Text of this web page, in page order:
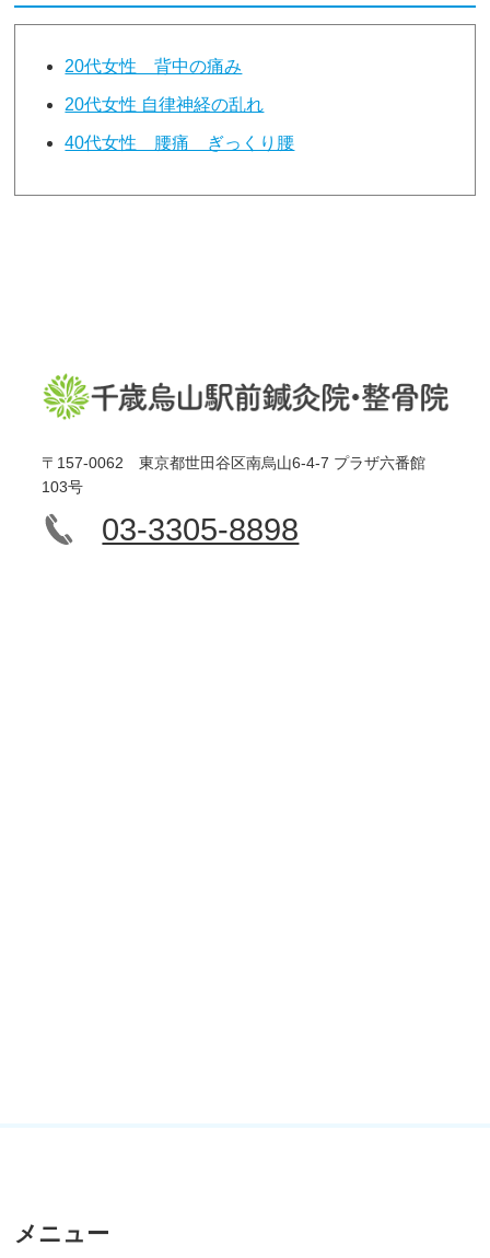
20代女性 背中の痛み
20代女性 自律神経の乱れ
40代女性 腰痛 ぎっくり腰
〒157-0062 東京都世田谷区南烏山6-4-7 プラザ六番館
103号
03-3305-8898
メニュー